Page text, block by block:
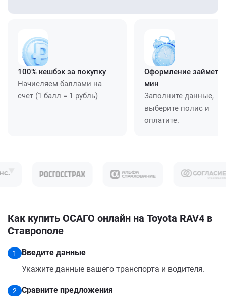
100% кешбэк за покупку
Начисляем баллами на
счет (1 балл = 1 рубль)
Оформление займет
мин
Заполните данные,
выберите полис и
оплатите.
Как купить ОСАГО онлайн на Toyota RAV4 в
Ставрополе
1
Введите данные
Укажите данные вашего транспорта и водителя.
2
Сравните предложения